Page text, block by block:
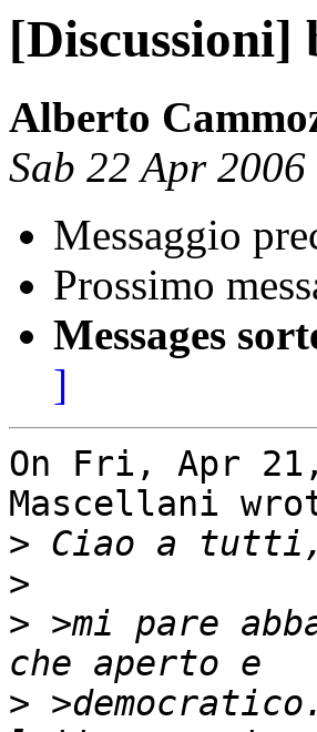
[Discussioni]
Alberto
Sab 22 Apr
Messaggio
Prossimo
Messages
]
On Fri, Apr
Mascellani
>
>
> >mi pare
>